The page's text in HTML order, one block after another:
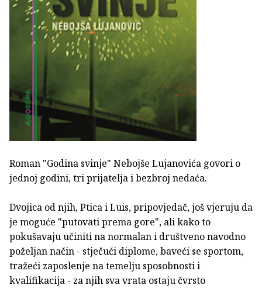
Roman "Godina svinje" Nebojše Lujanovića govori o
jednoj godini, tri prijatelja i bezbroj nedaća.
Dvojica od njih, Ptica i Luis, pripovjedač, još vjeruju da
je moguće "putovati prema gore", ali kako to
pokušavaju učiniti na normalan i društveno navodno
poželjan način - stječući diplome, baveći se sportom,
tražeći zaposlenje na temelju sposobnosti i
kvalifikacija - za njih sva vrata ostaju čvrsto